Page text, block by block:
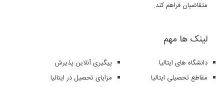
متقاضیان فراهم کند.
لینک ها مهم
پیگیری آنلاین پذیرش
مزایای تحصیل در ایتالیا
دانشگاه های ایتالیا
مقاطع تحصیلی ایتالیا